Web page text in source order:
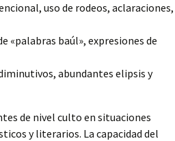
uso de rodeos, aclaraciones,
«palabras baúl», expresiones de
abundantes elipsis y
de nivel culto en situaciones
y literarios. La capacidad del